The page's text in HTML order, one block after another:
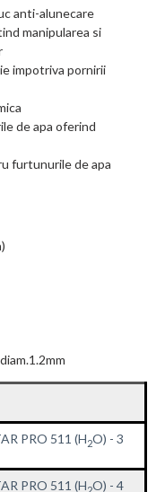
anti-alunecare
manipularea si
impotriva pornirii
de apa oferind
furtunurile de apa
PRO 511 (H2O) - 3
PRO 511 (H O) - 4